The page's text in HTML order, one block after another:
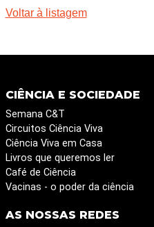
Voltar à listagem
CIÊNCIA E SOCIEDADE
Semana C&T
Circuitos Ciência Viva
Ciência Viva em Casa
Livros que queremos ler
Café de Ciência
Vacinas - o poder da ciência
AS NOSSAS REDES